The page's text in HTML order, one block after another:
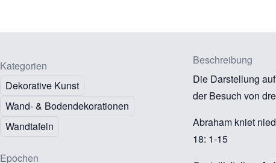
Kategorien
Dekorative Kunst
Wand- & Bodendekorationen
Wandtafeln
Epochen
Beschreibung
Die Darstellung
der Besuch von
Abraham kniet
18: 1-15